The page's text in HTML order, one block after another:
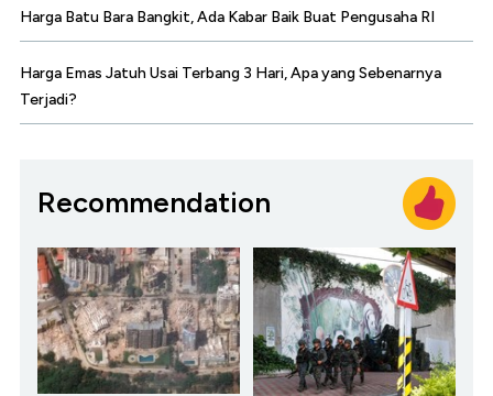
Harga Batu Bara Bangkit, Ada Kabar Baik Buat Pengusaha RI
Harga Emas Jatuh Usai Terbang 3 Hari, Apa yang Sebenarnya
Terjadi?
Recommendation